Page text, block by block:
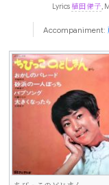
Lyrics植田俤子,
Accompaniment: